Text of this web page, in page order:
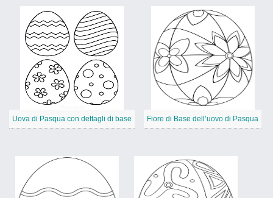
Uova di Pasqua con dettagli di base Fiore di Base dell’uovo di Pasqua